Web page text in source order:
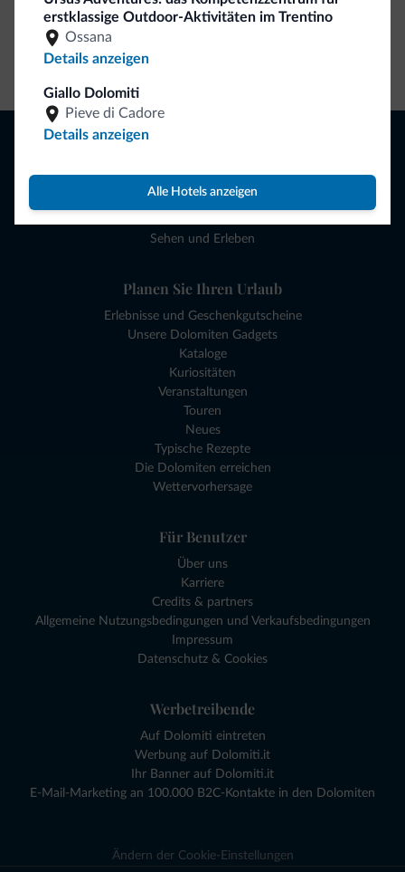
erstklassige Outdoor-Aktivitäten im Trentino
Ossana
Details anzeigen
Giallo Dolomiti
Pieve di Cadore
Details anzeigen
Alle Hotels anzeigen
Sehen und Erleben
Planen Sie Ihren Urlaub
Erlebnisse und Geschenkgutscheine
Unsere Dolomiten Gadgets
Kataloge
Kuriositäten
Veranstaltungen
Touren
Neues
Typische Rezepte
Die Dolomiten erreichen
Wettervorhersage
Für Benutzer
Über uns
Karriere
Credits & partners
Allgemeine Nutzungsbedingungen und Verkaufsbedingungen
Impressum
Datenschutz & Cookies
Werbetreibende
Auf Dolomiti eintreten
Werbung auf Dolomiti.it
Ihr Banner auf Dolomiti.it
E-Mail-Marketing an 100.000 B2C-Kontakte in den Dolomiten
Ändern der Cookie-Einstellungen